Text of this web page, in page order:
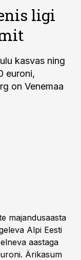
ligi
kasvas ning
euroni,
on Venemaa
majandusaasta
Alpi Eesti
aastaga
Ärikasum